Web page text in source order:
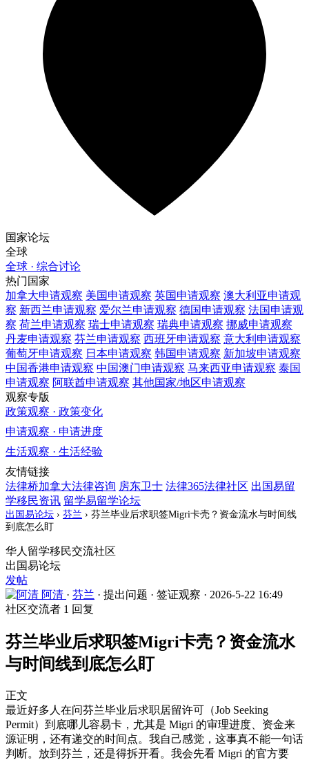
国家论坛
全球
全球 · 综合讨论
热门国家
加拿大申请观察 美国申请观察 英国申请观察 澳大利亚申请观
察 新西兰申请观察 爱尔兰申请观察 德国申请观察 法国申请观
察 荷兰申请观察 瑞士申请观察 瑞典申请观察 挪威申请观察
丹麦申请观察 芬兰申请观察 西班牙申请观察 意大利 申请观察
葡萄牙申请观察 日本申请观察 韩国申请观察 新加坡申请观察
中国香港申请观察 中国澳门申请观察 马来西亚申请观察 泰国
申请观察 阿联酋申请观察 其他国家/地区申请观察
观察专版
政策观察 · 政策变化
申请观察 · 申请进度
生活观察 · 生活经验
友情链接
法律桥加拿大法律咨询 房东卫士 法律365法律社区 出国易留
学移民资讯 留学易留学论坛
出国易论坛 › 芬兰 › 芬兰毕业后求职签Migri卡壳？资金流水与时间线
到底怎么盯
华人留学移民交流社区
出国易论坛
发帖
阿清 · 芬兰 · 提出问题 · 签证观察 · 2026-5-22 16:49
社区交流者 1 回复
芬兰毕业后求职签Migri卡壳？资金流水
与时间线到底怎么盯
正文
最近好多人在问芬兰毕业后求职居留许可（Job Seeking
Permit）到底哪儿容易卡，尤其是 Migri 的审理进度、资金来
源证明，还有递交的时间点。我自己感觉，这事真不能一句话
判断。放到芬兰，还是得拆开看。我会先看 Migri 的官方要